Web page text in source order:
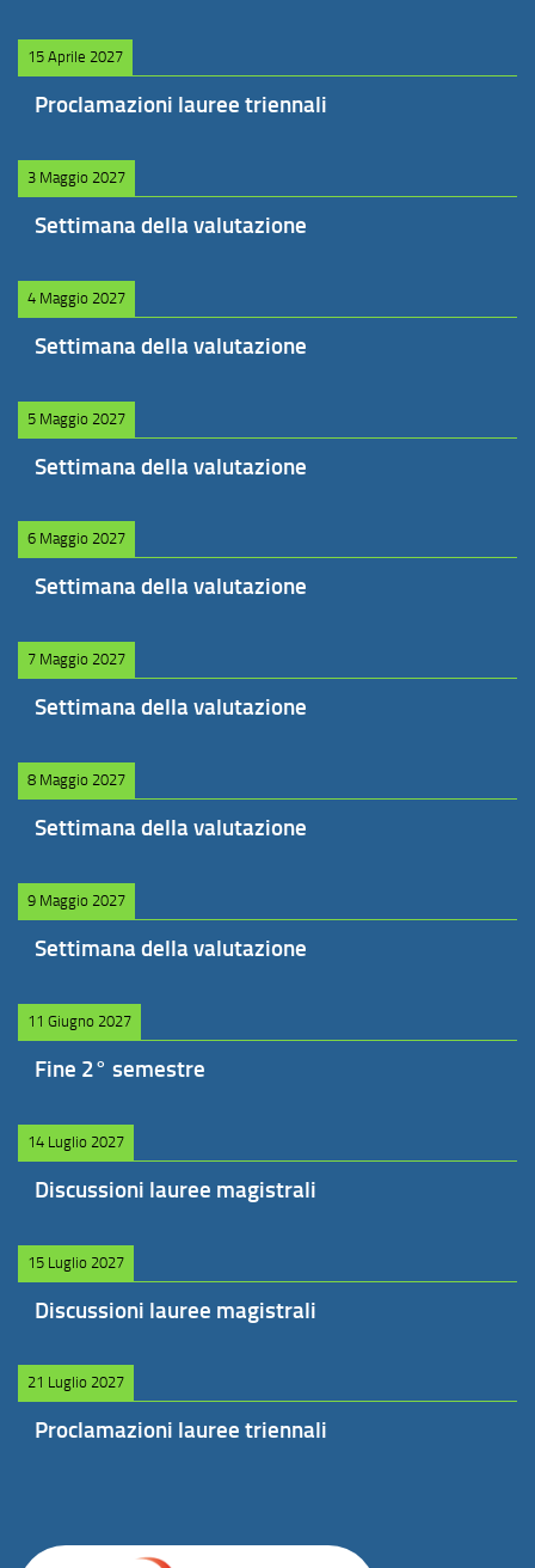
15 Aprile 2027
Proclamazioni lauree triennali
3 Maggio 2027
Settimana della valutazione
4 Maggio 2027
Settimana della valutazione
5 Maggio 2027
Settimana della valutazione
6 Maggio 2027
Settimana della valutazione
7 Maggio 2027
Settimana della valutazione
8 Maggio 2027
Settimana della valutazione
9 Maggio 2027
Settimana della valutazione
11 Giugno 2027
Fine 2° semestre
14 Luglio 2027
Discussioni lauree magistrali
15 Luglio 2027
Discussioni lauree magistrali
21 Luglio 2027
Proclamazioni lauree triennali